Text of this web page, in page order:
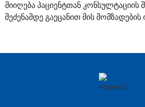
მიიღება პაციენტთან კონსულტაციის
შეძენამდე გაეცანით მის მომზადების